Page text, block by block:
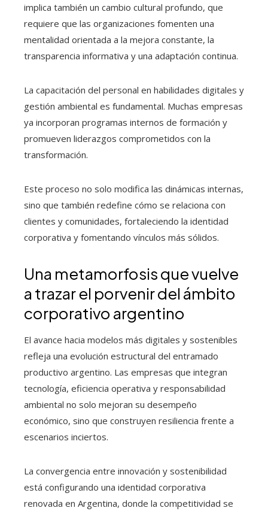
implica también un cambio cultural profundo, que
requiere que las organizaciones fomenten una
mentalidad orientada a la mejora constante, la
transparencia informativa y una adaptación continua.
La capacitación del personal en habilidades digitales y
gestión ambiental es fundamental. Muchas empresas
ya incorporan programas internos de formación y
promueven liderazgos comprometidos con la
transformación.
Este proceso no solo modifica las dinámicas internas,
sino que también redefine cómo se relaciona con
clientes y comunidades, fortaleciendo la identidad
corporativa y fomentando vínculos más sólidos.
Una metamorfosis que vuelve
a trazar el porvenir del ámbito
corporativo argentino
El avance hacia modelos más digitales y sostenibles
refleja una evolución estructural del entramado
productivo argentino. Las empresas que integran
tecnología, eficiencia operativa y responsabilidad
ambiental no solo mejoran su desempeño
económico, sino que construyen resiliencia frente a
escenarios inciertos.
La convergencia entre innovación y sostenibilidad
está configurando una identidad corporativa
renovada en Argentina, donde la competitividad se